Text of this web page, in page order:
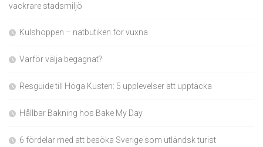
vackrare stadsmiljö
Kulshoppen – nätbutiken för vuxna
Varför välja begagnat?
Resguide till Höga Kusten: 5 upplevelser att upptäcka
Hållbar Bakning hos Bake My Day
6 fördelar med att besöka Sverige som utländsk turist